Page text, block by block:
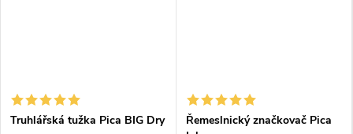
Truhlářská tužka Pica BIG Dry
Řemeslnický značkovač Pica